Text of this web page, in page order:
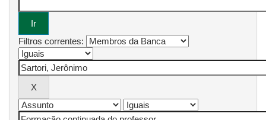
Filtros correntes: